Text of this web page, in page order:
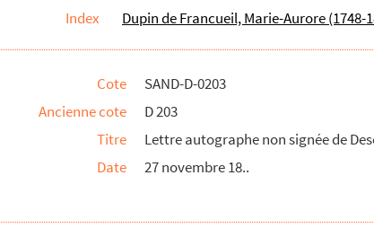
à Madame Dupin
Dupin de Francueil, "par des militaires à propos de...
Aurore de Saxe (1748-1821)
Deschartres, précepteur de son fils, au sujet...
civil, par Madame Dupin"
de Marie-Aurore de Saxe
1822 et 1823, au nom d'Aurore Dupin ve...
Index
Dupin de Francueil, Marie-Aurore (1748-
Cote
SAND-D-0203
Ancienne cote
D 203
Titre
Lettre autographe non signée de
Date
27 novembre 18..